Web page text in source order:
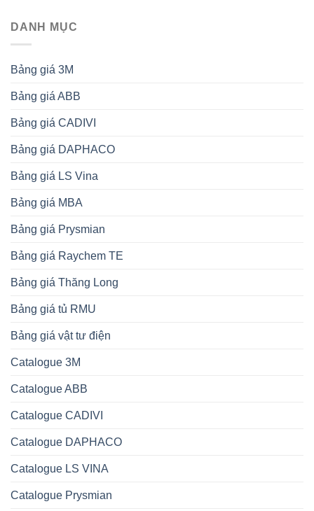
DANH MỤC
Bảng giá 3M
Bảng giá ABB
Bảng giá CADIVI
Bảng giá DAPHACO
Bảng giá LS Vina
Bảng giá MBA
Bảng giá Prysmian
Bảng giá Raychem TE
Bảng giá Thăng Long
Bảng giá tủ RMU
Bảng giá vật tư điện
Catalogue 3M
Catalogue ABB
Catalogue CADIVI
Catalogue DAPHACO
Catalogue LS VINA
Catalogue Prysmian